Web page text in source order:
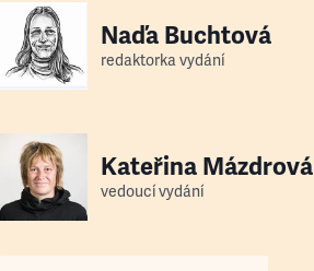
Naďa Buchtová
redaktorka vydání
Kateřina Mázdrová
vedoucí vydání